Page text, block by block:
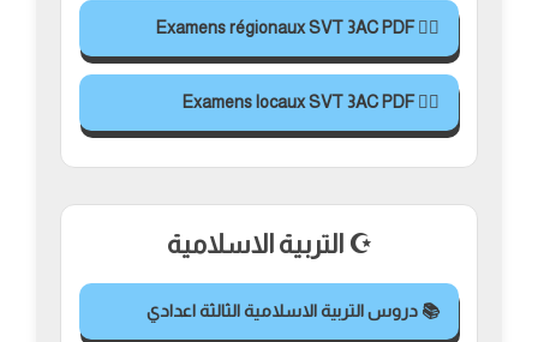
✍🏻 Examens régionaux SVT 3AC PDF
✍🏻 Examens locaux SVT 3AC PDF
☪️ التربية الاسلامية
📚 دروس التربية الاسلامية الثالثة اعدادي